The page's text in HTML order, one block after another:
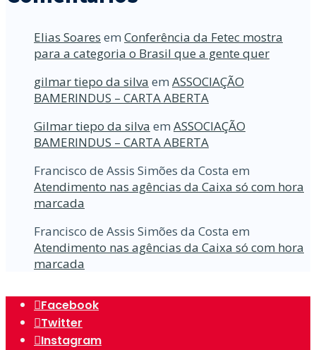
Elias Soares em Conferência da Fetec mostra
para a categoria o Brasil que a gente quer
gilmar tiepo da silva em ASSOCIAÇÃO
BAMERINDUS – CARTA ABERTA
Gilmar tiepo da silva em ASSOCIAÇÃO
BAMERINDUS – CARTA ABERTA
Francisco de Assis Simões da Costa em
Atendimento nas agências da Caixa só com hora
marcada
Francisco de Assis Simões da Costa em
Atendimento nas agências da Caixa só com hora
marcada
Facebook
Twitter
Instagram